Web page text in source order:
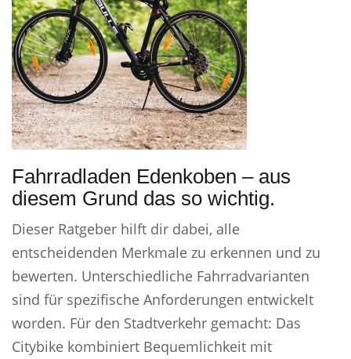
Fahrradladen Edenkoben – aus
diesem Grund das so wichtig.
Dieser Ratgeber hilft dir dabei, alle
entscheidenden Merkmale zu erkennen und zu
bewerten. Unterschiedliche Fahrradvarianten
sind für spezifische Anforderungen entwickelt
worden. Für den Stadtverkehr gemacht: Das
Citybike kombiniert Bequemlichkeit mit